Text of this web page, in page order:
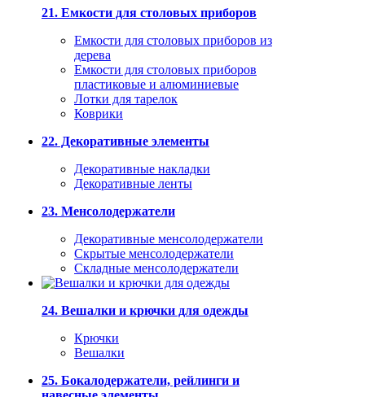
21. Емкости для столовых приборов
Емкости для столовых приборов из
дерева
Емкости для столовых приборов
пластиковые и алюминиевые
Лотки для тарелок
Коврики
22. Декоративные элементы
Декоративные накладки
Декоративные ленты
23. Менсолодержатели
Декоративные менсолодержатели
Скрытые менсолодержатели
Складные менсолодержатели
24. Вешалки и крючки для одежды
Крючки
Вешалки
25. Бокалодержатели, рейлинги и